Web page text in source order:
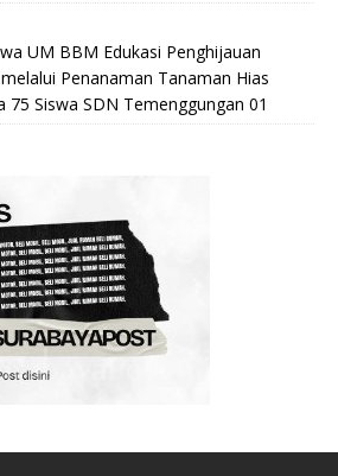
UM BBM Edukasi Penghijauan
Penanaman Tanaman Hias
75 Siswa SDN Temenggungan 01